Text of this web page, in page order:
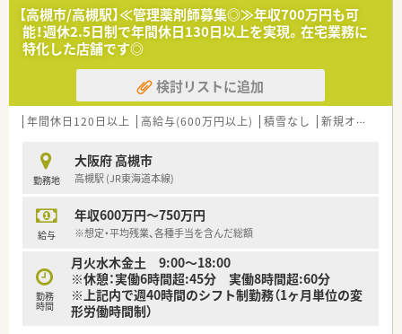
≪こんな方にオススメです≫
■調剤薬局の変化に対応し続ける薬局でともに成長をつづけた
い方！
■専門・認定薬剤師取得を活かしたい方！
■18時までの正社員をご希望の方！
≪企業の特徴≫
店舗を展開しています。
創業以来一貫して真の医薬分業を企業理念として掲げ、医薬分業
の先駆けとして展開しているような企業です！
の機能を主に発揮しています。
◎専門医療機関連携
◎地域連携
入退院時の医療機関等との情報連携や、在宅医療等に地域の薬局
と連携しながら一元的･継続的に対応できる
【高槻市/高槻駅】≪管理薬剤師募集◎≫年収700万円も可
能！週休2.5日制で年間休日130日以上を実現。在宅業務に
特化した店舗です◎
検討リストに追加
年間休日120日以上 高給与(600万円以上) 積雪なし 新規オープン
勤務地
大阪府 高槻市
高槻駅 (JR東海道本線)
給与
年収600万円～750万円
※想定・平均残業、各種手当を含んだ総額
勤務
時間
月火水木金土 9:00～18:00
※休憩：実働6時間超:45分 実働8時間超:60分
※上記内で週40時間のシフト制勤務（1ヶ月単位の変
形労働時間制）